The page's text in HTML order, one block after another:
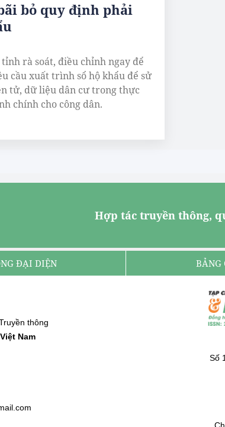
bỏ quy định phải
rà soát, điều chỉnh ngay để
cầu xuất trình sổ hộ khẩu để sử
tử, dữ liệu dân cư trong thực
chính cho công dân.
Hợp tác truyền thông,
ĐẠI DIỆN BẢNG
thông
Nam
Số